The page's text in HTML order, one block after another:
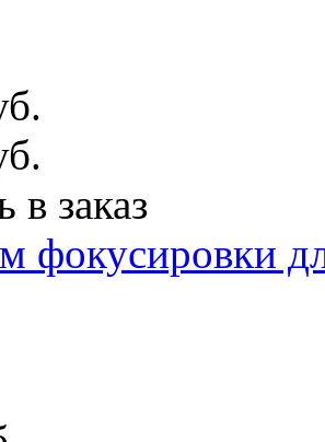
в заказ
фокусировки